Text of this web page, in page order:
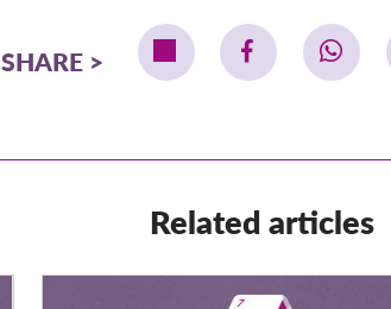
SHARE
Related articles